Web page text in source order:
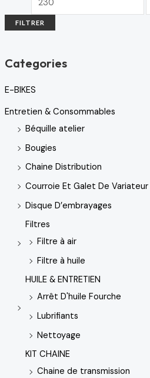
FILTRER
Categories
E-BIKES
Entretien & Consommables
Béquille atelier
Bougies
Chaine Distribution
Courroie Et Galet De Variateur
Disque D’embrayages
Filtres
Filtre à air
Filtre à huile
HUILE & ENTRETIEN
Arrêt D'huile Fourche
Lubrifiants
Nettoyage
KIT CHAINE
Chaine de transmission